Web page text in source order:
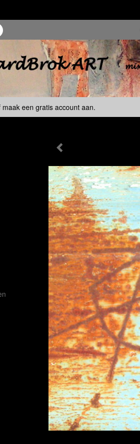
maak een gratis account aan.